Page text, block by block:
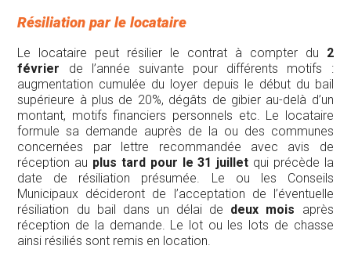
Résiliation par le locataire
Le locataire peut résilier le contrat à compter du 2
février de l’année suivante pour différents motifs :
augmentation cumulée du loyer depuis le début du bail
supérieure à plus de 20%, dégâts de gibier au-delà d’un
montant, motifs financiers personnels etc. Le locataire
formule sa demande auprès de la ou des communes
concernées par lettre recommandée avec avis de
réception au plus tard pour le 31 juillet qui précède la
date de résiliation présumée. Le ou les Conseils
Municipaux décideront de l’acceptation de l’éventuelle
résiliation du bail dans un délai de deux mois après
réception de la demande. Le lot ou les lots de chasse
ainsi résiliés sont remis en location.